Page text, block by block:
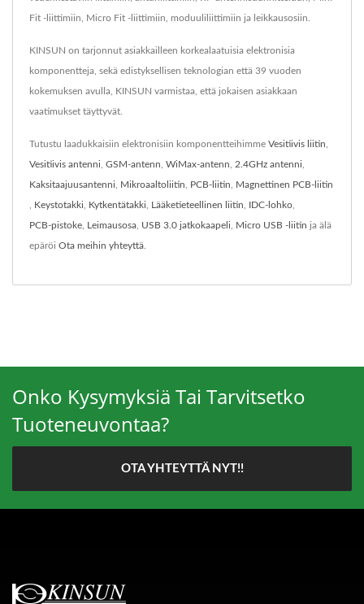
Fit -liittimiin, Micro Fit -liittimiin, moduuliliittimiin ja leikkausosiin.
KINSUN on tarjonnut asiakkailleen korkealaatuisia elektronisia
komponentteja, sekä edistyksellisen teknologian että 39 vuoden
kokemuksen avulla, KINSUN varmistaa, että jokaisen asiakkaan
vaatimukset täyttyvät.
Tutustu laadukkaisiin elektronisiin komponentteihimme Vesitiivis liitin
Vesitiivis antenni GSM-antenn WiMax-antenn 2.4GHz antenni
Kaksitaajuusantenni Mikroaaltoliitin PCB-liitin Magnettinen PCB-liitin
Keystotakki Kytkentätakki Lääketieteellinen liitin IDC-lohko
PCB-pistoke Leimausosa USB 3.0 jatkokaapeli Micro USB -liitin ja älä
epäröi Ota meihin yhteyttä
Onko Kysymyksiä Tai Tarvitsetko
Tuoteneuvontaa?
OTA YHTEYTTÄ NYT!!